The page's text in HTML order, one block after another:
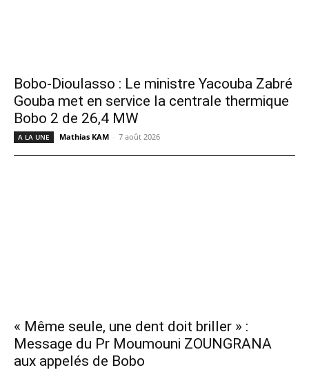
Bobo-Dioulasso : Le ministre Yacouba Zabré
Gouba met en service la centrale thermique
Bobo 2 de 26,4 MW
A LA UNE Mathias KAM - 7 août 2026
« Même seule, une dent doit briller » :
Message du Pr Moumouni ZOUNGRANA
aux appelés de Bobo